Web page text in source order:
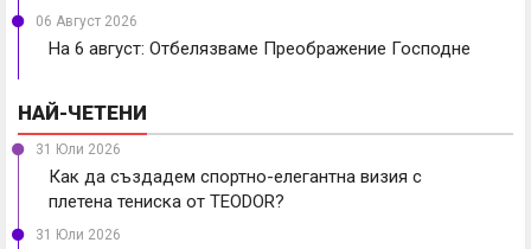
06 Август 2026
На 6 август: Отбелязваме Преображение Господне
НАЙ-ЧЕТЕНИ
31 Юли 2026
Как да създадем спортно-елегантна визия с
плетена тениска от TEODOR?
31 Юли 2026